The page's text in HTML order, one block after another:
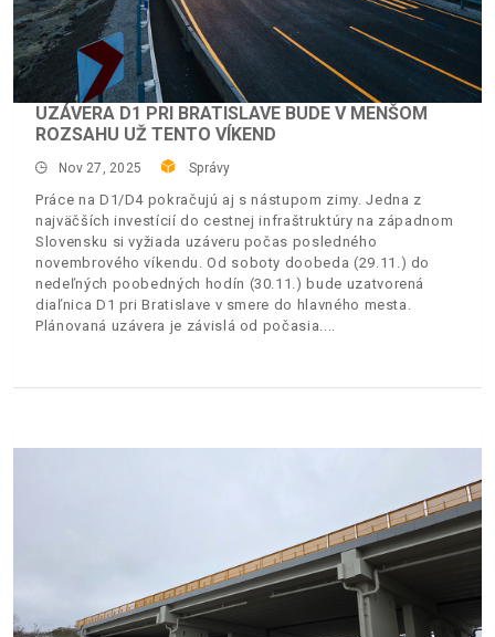
UZÁVERA D1 PRI BRATISLAVE BUDE V MENŠOM
ROZSAHU UŽ TENTO VÍKEND
Nov 27, 2025 Správy
Práce na D1/D4 pokračujú aj s nástupom zimy. Jedna z
najväčších investícií do cestnej infraštruktúry na západnom
Slovensku si vyžiada uzáveru počas posledného
novembrového víkendu. Od soboty doobeda (29.11.) do
nedeľných poobedných hodín (30.11.) bude uzatvorená
diaľnica D1 pri Bratislave v smere do hlavného mesta.
Plánovaná uzávera je závislá od počasia.